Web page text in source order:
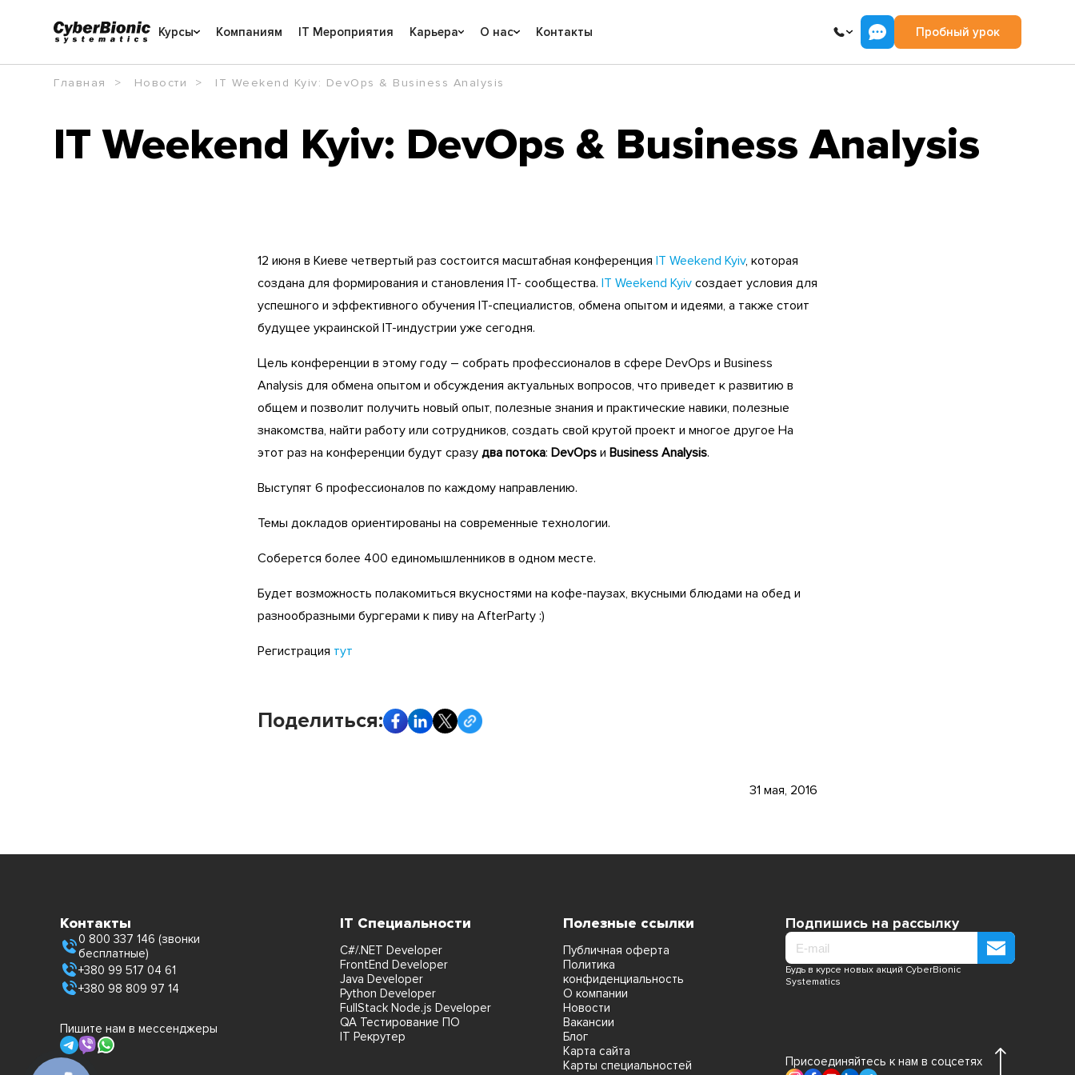
Курсы Компаниям IT Мероприятия Карьера О нас Контакты Пробный урок
Главная Новости IT Weekend Kyiv: DevOps & Business Analysis
IT Weekend Kyiv: DevOps & Business Analysis
12 июня в Киеве четвертый раз состоится масштабная конференция IT Weekend Kyiv, которая
создана для формирования и становления ІТ- сообщества. IT Weekend Kyiv создает условия для
успешного и эффективного обучения ІТ-специалистов, обмена опытом и идеями, а также стоит
будущее украинской ІТ-индустрии уже сегодня.
Цель конференции в этому году – собрать профессионалов в сфере DevOps и Business
Analysis для обмена опытом и обсуждения актуальных вопросов, что приведет к развитию в
общем и позволит получить новый опыт, полезные знания и практические навики, полезные
знакомства, найти работу или сотрудников, создать свой крутой проект и многое другое На
этот раз на конференции будут сразу два потока: DevOps и Business Analysis.
Выступят 6 профессионалов по каждому направлению.
Темы докладов ориентированы на современные технологии.
Соберется более 400 единомышленников в одном месте.
Будет возможность полакомиться вкусностями на кофе-паузах, вкусными блюдами на обед и
разнообразными бургерами к пиву на AfterParty :)
Регистрация тут
Поделиться:
31 мая, 2016
Контакты
0 800 337 146 (звонки
бесплатные)
+380 99 517 04 61
+380 98 809 97 14
Пишите нам в мессенджеры
IT Специальности
C#/.NET Developer
FrontEnd Developer
Java Developer
Python Developer
FullStack Node.js Developer
QA Тестирование ПО
IT Рекрутер
Полезные ссылки
Публичная оферта
Политика
конфиденциальность
О компании
Новости
Вакансии
Блог
Карта сайта
Карты специальностей
Подпишись на рассылку
Будь в курсе новых акций CyberBionic
Systematics
Присоединяйтесь к нам в соцсетях